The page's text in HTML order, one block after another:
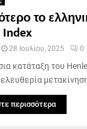
το
28 Ιουλίου, 2025 0
κατάταξη του
περισσότερα